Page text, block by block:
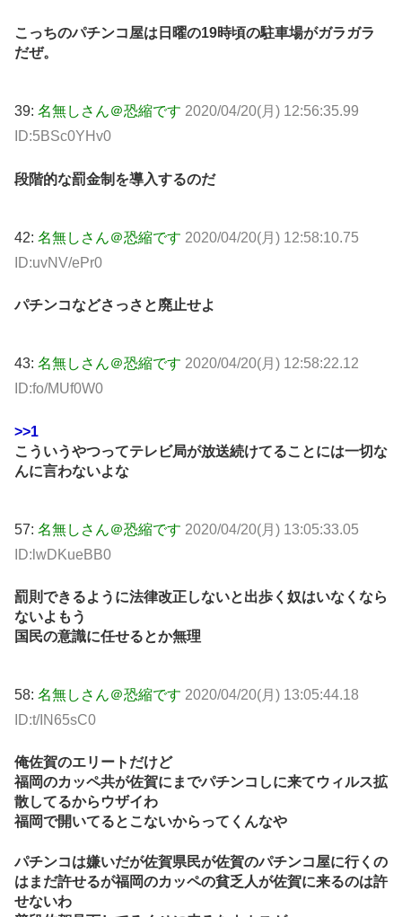
こっちのパチンコ屋は日曜の19時頃の駐車場がガラガラ
だぜ。
39: 名無しさん＠恐縮です 2020/04/20(月) 12:56:35.99
ID:5BSc0YHv0
段階的な罰金制を導入するのだ
42: 名無しさん＠恐縮です 2020/04/20(月) 12:58:10.75
ID:uvNV/ePr0
パチンコなどさっさと廃止せよ
43: 名無しさん＠恐縮です 2020/04/20(月) 12:58:22.12
ID:fo/MUf0W0
>>1
こういうやつってテレビ局が放送続けてることには一切な
んに言わないよな
57: 名無しさん＠恐縮です 2020/04/20(月) 13:05:33.05
ID:lwDKueBB0
罰則できるように法律改正しないと出歩く奴はいなくなら
ないよもう
国民の意識に任せるとか無理
58: 名無しさん＠恐縮です 2020/04/20(月) 13:05:44.18
ID:t/IN65sC0
俺佐賀のエリートだけど
福岡のカッペ共が佐賀にまでパチンコしに来てウィルス拡
散してるからウザイわ
福岡で開いてるとこないからってくんなや
パチンコは嫌いだが佐賀県民が佐賀のパチンコ屋に行くの
はまだ許せるが福岡のカッペの貧乏人が佐賀に来るのは許
せないわ